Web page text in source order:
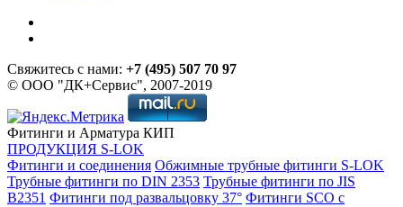
Свяжитесь с нами: +7 (495) 507 70 97
© ООО "ДК+Сервис", 2007-2019
Фитинги и Арматура КИП
ПРОДУКЦИЯ S-LOK
Фитинги и соединения Обжимные трубные фитинги S-LOK
Трубные фитинги по DIN 2353 Трубные фитинги по JIS
B2351 Фитинги под развальцовку 37° Фитинги SCO с